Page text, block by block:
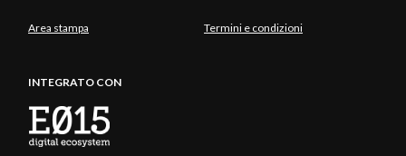
Area stampa Termini e condizioni
INTEGRATO CON